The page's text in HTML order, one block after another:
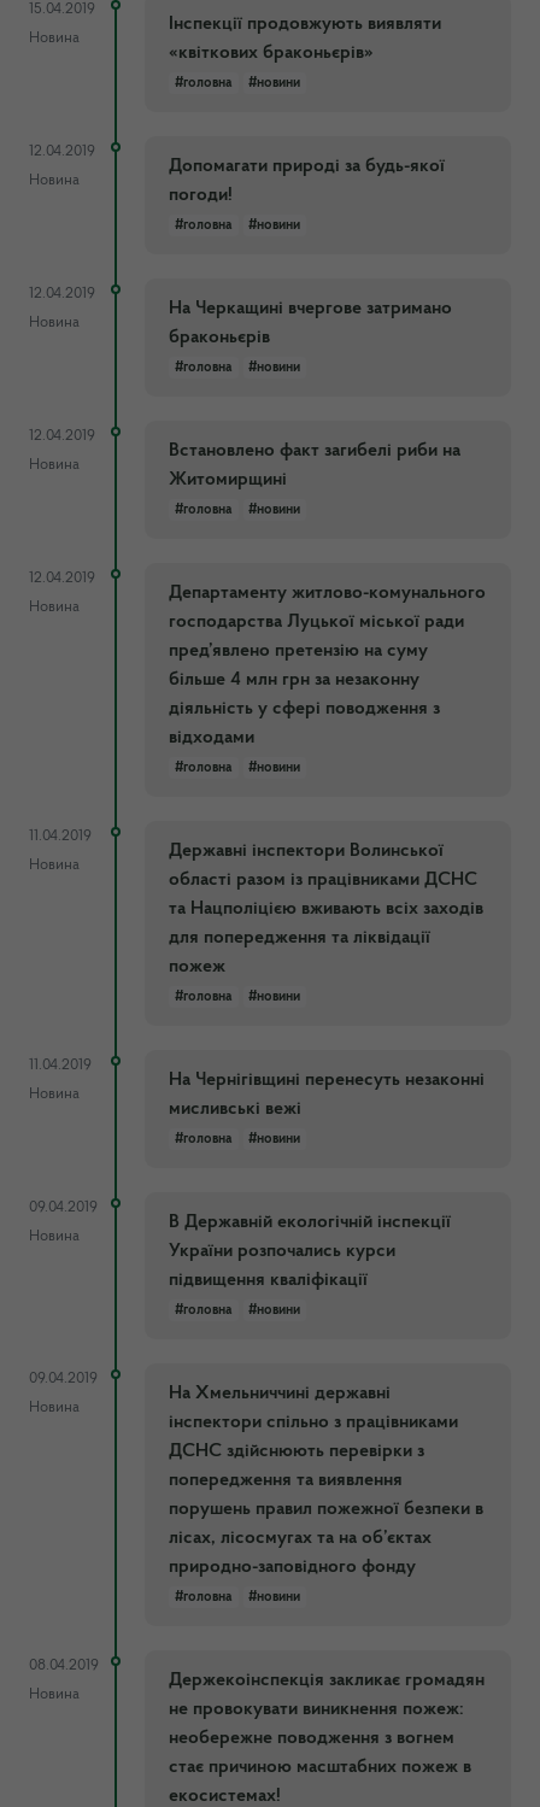
15.04.2019
Новина
Інспекції продовжують виявляти
«квіткових браконьєрів»
#головна #новини
12.04.2019
Новина
Допомагати природі за будь-якої
погоди!
#головна #новини
12.04.2019
Новина
На Черкащині вчергове затримано
браконьєрів
#головна #новини
12.04.2019
Новина
Встановлено факт загибелі риби на
Житомирщині
#головна #новини
12.04.2019
Новина
Департаменту житлово-комунального
господарства Луцької міської ради
пред’явлено претензію на суму
більше 4 млн грн за незаконну
діяльність у сфері поводження з
відходами
#головна #новини
11.04.2019
Новина
Державні інспектори Волинської
області разом із працівниками ДСНС
та Нацполіцією вживають всіх заходів
для попередження та ліквідації
пожеж
#головна #новини
11.04.2019
Новина
На Чернігівщині перенесуть незаконні
мисливські вежі
#головна #новини
09.04.2019
Новина
В Державній екологічній інспекції
України розпочались курси
підвищення кваліфікації
#головна #новини
09.04.2019
Новина
На Хмельниччині державні
інспектори спільно з працівниками
ДСНС здійснюють перевірки з
попередження та виявлення
порушень правил пожежної безпеки в
лісах, лісосмугах та на об’єктах
природно-заповідного фонду
#головна #новини
08.04.2019
Новина
Держекоінспекція закликає громадян
не провокувати виникнення пожеж:
необережне поводження з вогнем
стає причиною масштабних пожеж в
екосистемах!